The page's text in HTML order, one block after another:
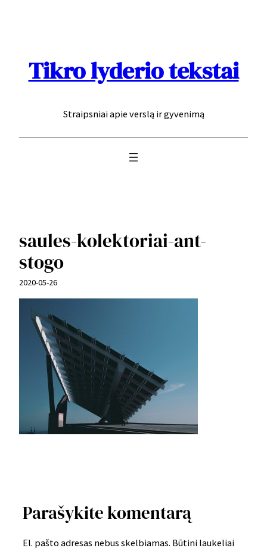
Tikro lyderio tekstai
Straipsniai apie verslą ir gyvenimą
saules-kolektoriai-ant-
stogo
2020-05-26
Parašykite komentarą
El. pašto adresas nebus skelbiamas. Būtini laukeliai